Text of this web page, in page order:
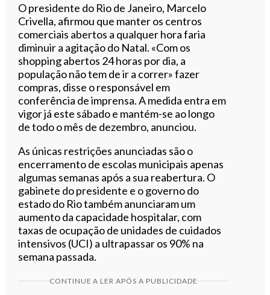
O presidente do Rio de Janeiro, Marcelo
Crivella, afirmou que manter os centros
comerciais abertos a qualquer hora faria
diminuir a agitação do Natal. «Com os
shopping abertos 24 horas por dia, a
população não tem de ir a correr» fazer
compras, disse o responsável em
conferência de imprensa. A medida entra em
vigor já este sábado e mantém-se ao longo
de todo o mês de dezembro, anunciou.
As únicas restrições anunciadas são o
encerramento de escolas municipais apenas
algumas semanas após a sua reabertura. O
gabinete do presidente e o governo do
estado do Rio também anunciaram um
aumento da capacidade hospitalar, com
taxas de ocupação de unidades de cuidados
intensivos (UCI) a ultrapassar os 90% na
semana passada.
CONTINUE A LER APÓS A PUBLICIDADE